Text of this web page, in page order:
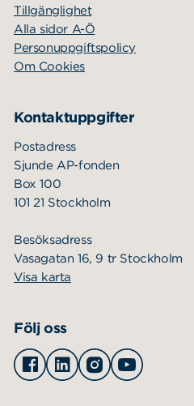
Tillgänglighet
Alla sidor A-Ö
Personuppgiftspolicy
Om Cookies
Kontaktuppgifter
Postadress
Sjunde AP-fonden
Box 100
101 21 Stockholm
Besöksadress
Vasagatan 16, 9 tr Stockholm
Visa karta
Följ oss
Facebook
LinkedinInstagramYoutube
Sök på sidan:Sök
efter: